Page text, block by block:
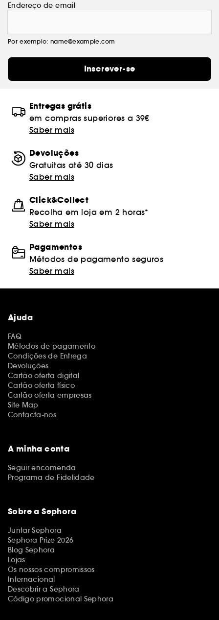
Endereço de email
Por exemplo: name@example.com
Inscrever-se
Entregas grátis
em compras superiores a 39€
Saber mais
Devoluções
Gratuitas até 30 dias
Saber mais
Click&Collect
Recolha em loja em 2 horas*
Saber mais
Pagamentos
Métodos de pagamento seguros
Saber mais
Ajuda
FAQ
Métodos de pagamento
Condições de Entrega
Devoluções
Cartão oferta digital
Cartão oferta físico
Cartão oferta empresas
Site Map
Contacta-nos
A minha conta
Seguir encomenda
Programa de Fidelidade
Sobre a Sephora
Juntar Sephora
Sephora Prize 2026
Blog Sephora
Lojas
Os nossos compromissos
Internacional
Descobrir a Sephora
Código promocional Sephora